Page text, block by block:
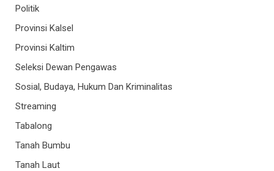
Politik
Provinsi Kalsel
Provinsi Kaltim
Seleksi Dewan Pengawas
Sosial, Budaya, Hukum Dan Kriminalitas
Streaming
Tabalong
Tanah Bumbu
Tanah Laut